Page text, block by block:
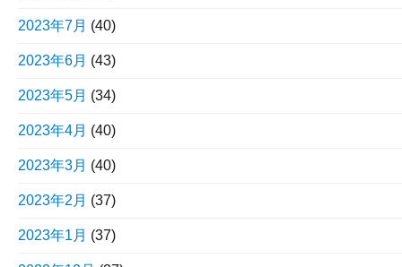
2023年7月 (40)
2023年6月 (43)
2023年5月 (34)
2023年4月 (40)
2023年3月 (40)
2023年2月 (37)
2023年1月 (37)